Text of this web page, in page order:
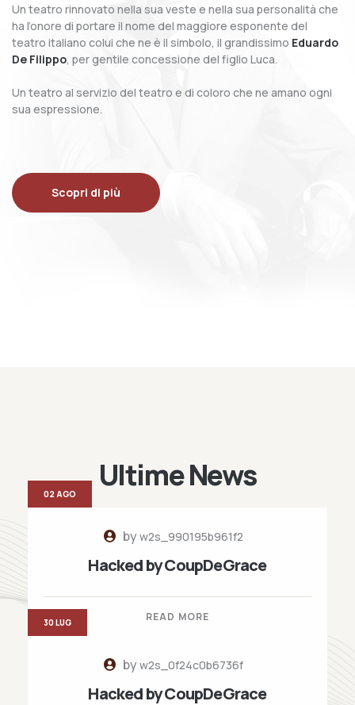
Un teatro rinnovato nella sua veste e nella sua personalità che
ha l’onore di portare il nome del maggiore esponente del
teatro italiano colui che ne è il simbolo, il grandissimo Eduardo
De Filippo, per gentile concessione del figlio Luca.
Un teatro al servizio del teatro e di coloro che ne amano ogni
sua espressione.
Scopri di più
Ultime News
byw2s_990195b961f2
Hacked by CoupDeGrace
READ MORE
02 AGO
byw2s_0f24c0b6736f
Hacked by CoupDeGrace
30 LUG